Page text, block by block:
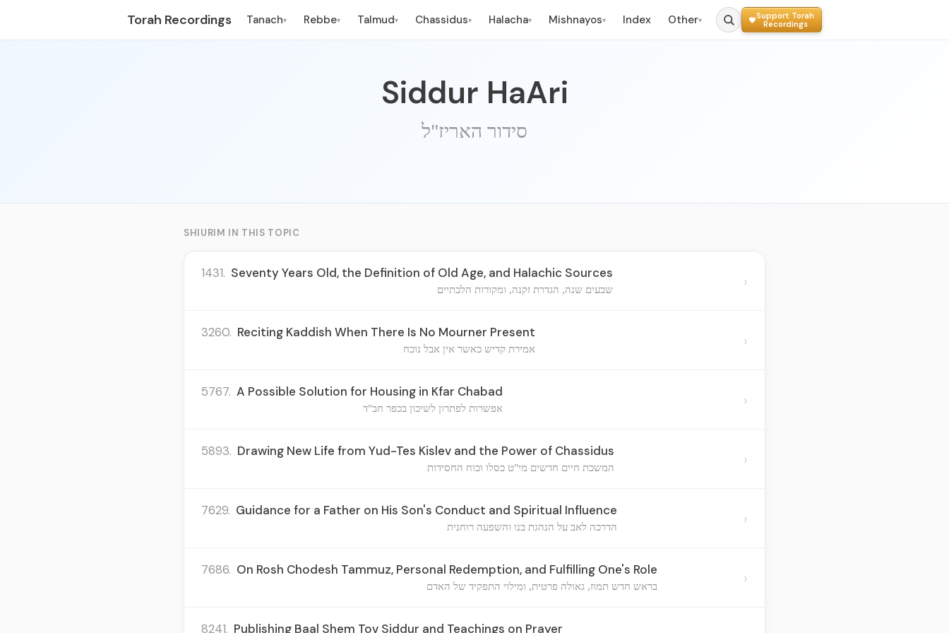
Torah Recordings Tanach▾ Rebbe▾ Talmud▾ Chassidus▾ Halacha▾ Mishnayos▾ Index Other▾
Support Torah
Recordings
Siddur HaAri
סידור האריז"ל
SHIURIM IN THIS TOPIC
1431. Seventy Years Old, the Definition of Old Age, and Halachic Sources
שבעים שנה, הגדרת זקנה, ומקורות הלכתיים ›
3260. Reciting Kaddish When There Is No Mourner Present
אמירת קדיש כאשר אין אבל נוכח ›
5767. A Possible Solution for Housing in Kfar Chabad
אפשרות לפתרון לשיכון בכפר חב"ד ›
5893. Drawing New Life from Yud-Tes Kislev and the Power of Chassidus
המשכת חיים חדשים מי"ט כסלו וכוח החסידות ›
7629. Guidance for a Father on His Son's Conduct and Spiritual Influence
הדרכה לאב על הנהגת בנו והשפעה רוחנית ›
7686. On Rosh Chodesh Tammuz, Personal Redemption, and Fulfilling One's Role
בראש חדש תמוז, גאולה פרטית, ומילוי התפקיד של האדם ›
8241. Publishing Baal Shem Tov Siddur and Teachings on Prayer